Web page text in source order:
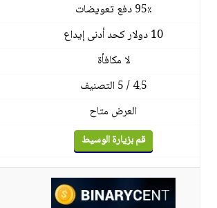
95٪ دفع تعويضات
10 دولار كحد أدنى إيداع
لا مكافأة
4.5 / 5 التصنيف
العرض متاح
قم بزيارة الوسيط